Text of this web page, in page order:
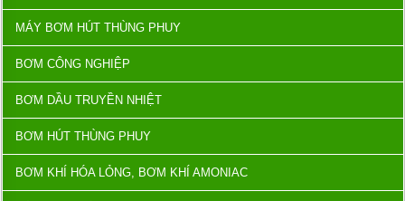
MÁY BƠM HÚT THÙNG PHUY
BƠM CÔNG NGHIỆP
BƠM DẦU TRUYỀN NHIỆT
BƠM HÚT THÙNG PHUY
BƠM KHÍ HÓA LỎNG, BƠM KHÍ AMONIAC